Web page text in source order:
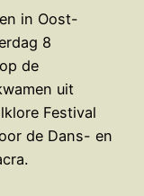
in Oost-
8
de
uit
Festival
de Dans- en